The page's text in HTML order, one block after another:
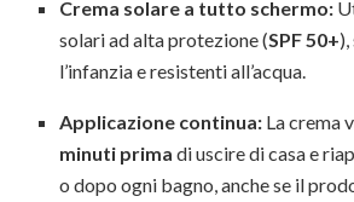
Crema solare a tutto schermo:
solari ad alta protezione (SPF 50+
l’infanzia e resistenti all’acqua.
Applicazione continua: La crema
minuti prima di uscire di casa e
o dopo ogni bagno, anche se il